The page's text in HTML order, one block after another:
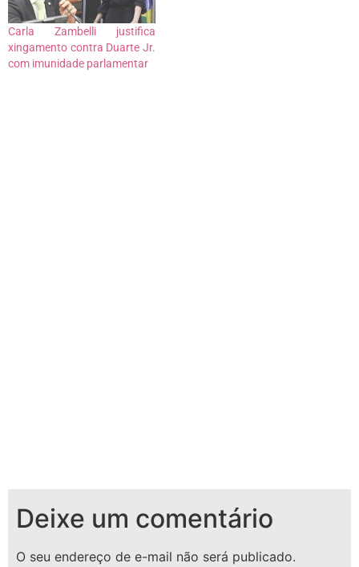
Carla Zambelli justifica
xingamento contra Duarte Jr.
com imunidade parlamentar
Deixe um comentário
O seu endereço de e-mail não será publicado.